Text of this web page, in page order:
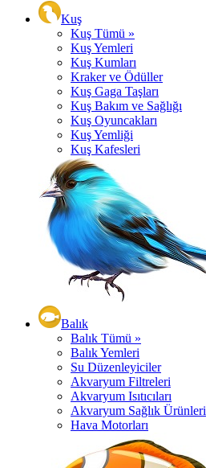
Kuş
Kuş Tümü »
Kuş Yemleri
Kuş Kumları
Kraker ve Ödüller
Kuş Gaga Taşları
Kuş Bakım ve Sağlığı
Kuş Oyuncakları
Kuş Yemliği
Kuş Kafesleri
Balık
Balık Tümü »
Balık Yemleri
Su Düzenleyiciler
Akvaryum Filtreleri
Akvaryum Isıtıcıları
Akvaryum Sağlık Ürünleri
Hava Motorları